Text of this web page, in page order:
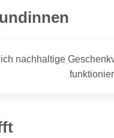
nachhaltige